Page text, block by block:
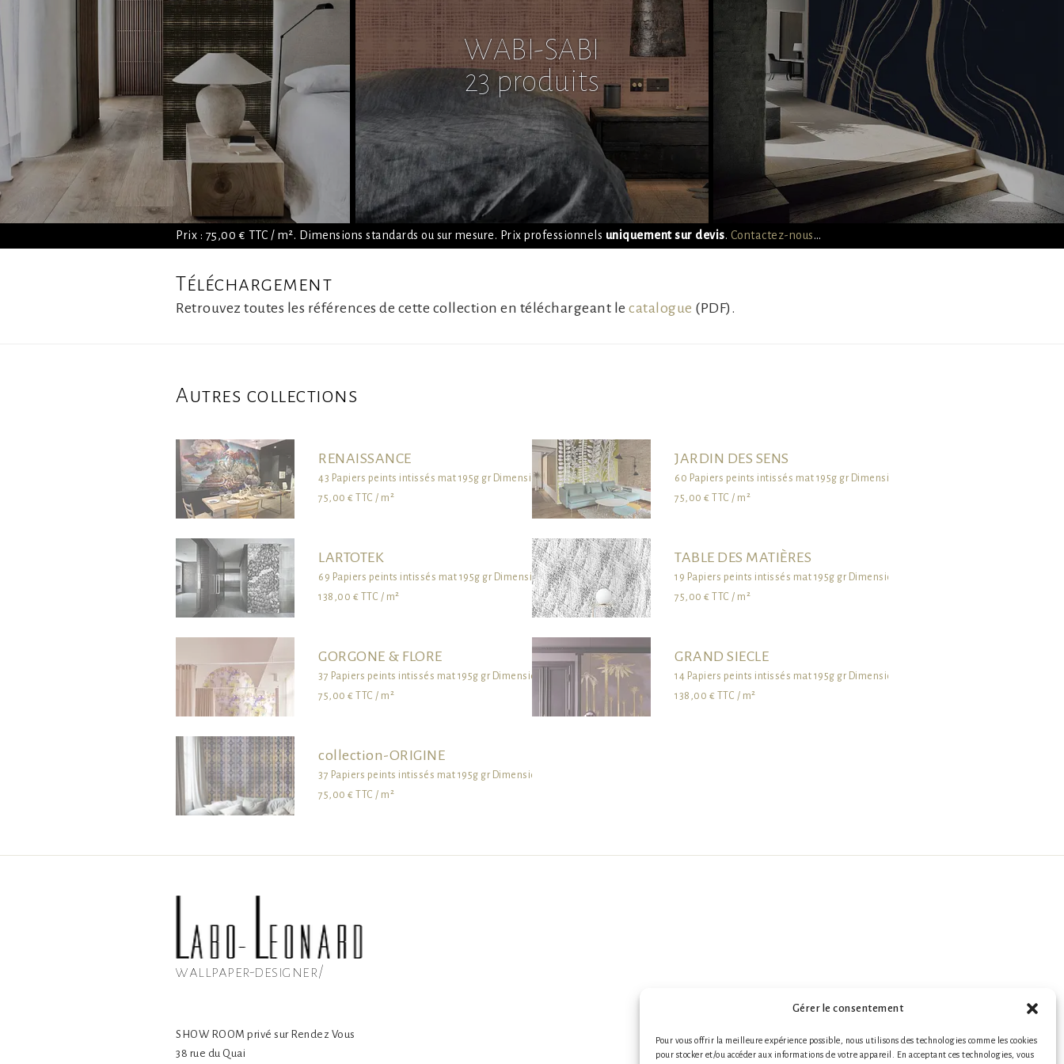
Gérer le consentement
Pour vous offrir la meilleure expérience possible, nous utilisons des technologies comme les cookies
pour stocker et/ou accéder aux informations de votre appareil. En acceptant ces technologies, vous
Prix : 75,00 € TTC / m². Dimensions standards ou sur mesure. Prix professionnels uniquement sur devis. Contactez-nous…
Téléchargement
Retrouvez toutes les références de cette collection en téléchargeant le catalogue (PDF).
Autres collections
RENAISSANCE
43 Papiers peints intissés mat 195g gr Dimensions standards ou sur mesure
75,00 € TTC / m²
JARDIN DES SENS
60 Papiers peints intissés mat 195g gr Dimensions standards ou sur mesure
75,00 € TTC / m²
LARTOTEK
69 Papiers peints intissés mat 195g gr Dimensions standards ou sur mesure
138,00 € TTC / m²
TABLE DES MATIÈRES
19 Papiers peints intissés mat 195g gr Dimensions standards ou sur mesure
75,00 € TTC / m²
GORGONE & FLORE
37 Papiers peints intissés mat 195g gr Dimensions standards ou sur mesure
75,00 € TTC / m²
GRAND SIECLE
14 Papiers peints intissés mat 195g gr Dimensions standards ou sur mesure
138,00 € TTC / m²
collection-ORIGINE
37 Papiers peints intissés mat 195g gr Dimensions standards ou sur mesure
75,00 € TTC / m²
wallpaper-designer/
SHOW ROOM privé sur Rendez Vous
38 rue du Quai